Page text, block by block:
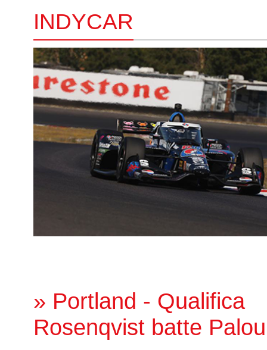
INDYCAR
» Portland - Qualifica
Rosenqvist batte Palou